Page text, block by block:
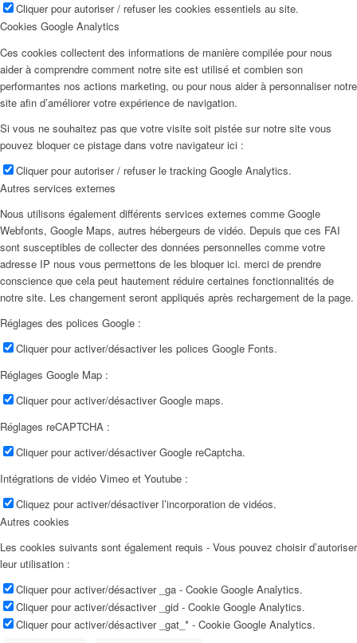
Cliquer pour autoriser / refuser les cookies essentiels au site.
Cookies Google Analytics
Ces cookies collectent des informations de manière compilée pour nous
aider à comprendre comment notre site est utilisé et combien son
performantes nos actions marketing, ou pour nous aider à personnaliser notre
site afin d’améliorer votre expérience de navigation.
Si vous ne souhaitez pas que votre visite soit pistée sur notre site vous
pouvez bloquer ce pistage dans votre navigateur ici :
Cliquer pour autoriser / refuser le tracking Google Analytics.
Autres services externes
Nous utilisons également différents services externes comme Google
Webfonts, Google Maps, autres hébergeurs de vidéo. Depuis que ces FAI
sont susceptibles de collecter des données personnelles comme votre
adresse IP nous vous permettons de les bloquer ici. merci de prendre
conscience que cela peut hautement réduire certaines fonctionnalités de
notre site. Les changement seront appliqués après rechargement de la page.
Réglages des polices Google :
Cliquer pour activer/désactiver les polices Google Fonts.
Réglages Google Map :
Cliquer pour activer/désactiver Google maps.
Réglages reCAPTCHA :
Cliquer pour activer/désactiver Google reCaptcha.
Intégrations de vidéo Vimeo et Youtube :
Cliquez pour activer/désactiver l’incorporation de vidéos.
Autres cookies
Les cookies suivants sont également requis - Vous pouvez choisir d’autoriser
leur utilisation :
Cliquer pour activer/désactiver _ga - Cookie Google Analytics.
Cliquer pour activer/désactiver _gid - Cookie Google Analytics.
Cliquer pour activer/désactiver _gat_* - Cookie Google Analytics.